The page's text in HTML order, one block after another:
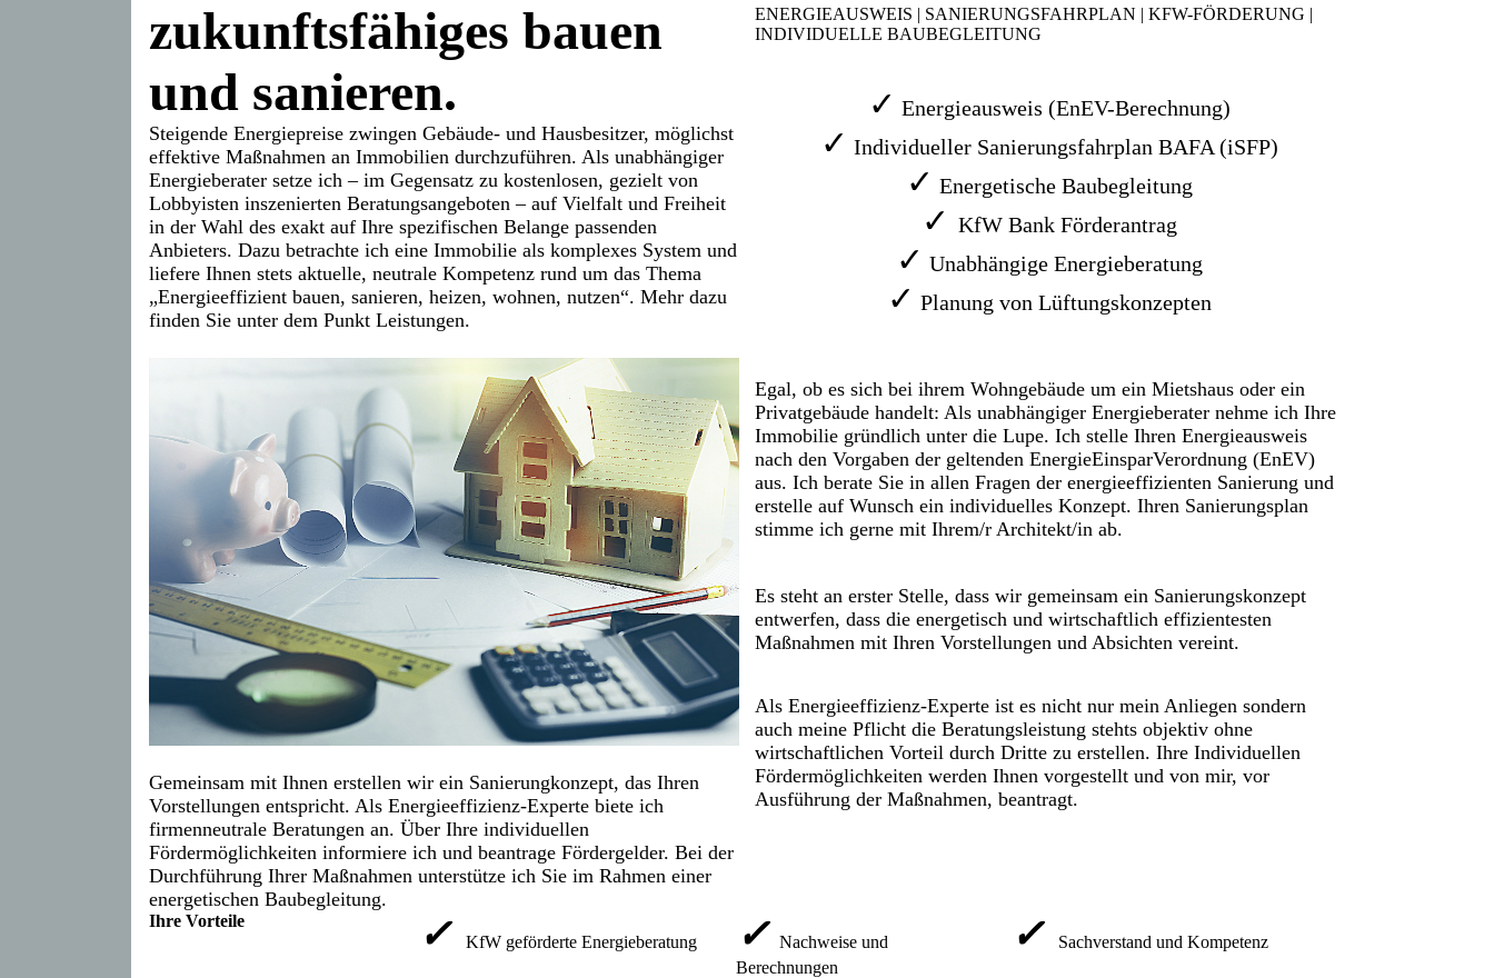
zukunfts­fähiges bauen
und sanieren.
Steigende Energiepreise zwingen Gebäude- und Hausbesitzer, möglichst
effektive Maßnahmen an Immobilien durchzuführen. Als unabhängiger
Energieberater setze ich – im Gegensatz zu kostenlosen, gezielt von
Lobbyisten inszenierten Beratungsangeboten – auf Vielfalt und Freiheit
in der Wahl des exakt auf Ihre spezifischen Belange passenden
Anbieters. Dazu betrachte ich eine Immobilie als komplexes System und
liefere Ihnen stets aktuelle, neutrale Kompetenz rund um das Thema
„Energieeffizient bauen, sanieren, heizen, wohnen, nutzen“. Mehr dazu
finden Sie unter dem Punkt Leistungen.
Gemeinsam mit Ihnen erstellen wir ein Sanierungkonzept, das Ihren
Vorstellungen entspricht. Als Energieeffizienz-Experte biete ich
firmenneutrale Beratungen an. Über Ihre individuellen
Fördermöglichkeiten informiere ich und beantrage Fördergelder. Bei der
Durchführung Ihrer Maßnahmen unterstütze ich Sie im Rahmen einer
energetischen Baubegleitung.
ENERGIEAUSWEIS | SANIERUNGSFAHRPLAN | KFW-FÖRDERUNG |
INDIVIDUELLE BAUBEGLEITUNG
✓ Energieausweis (EnEV-Berechnung)
✓ Individueller Sanierungsfahrplan BAFA (iSFP)
✓ Energetische Baubegleitung
✓KfW Bank Förderantrag
✓ Unabhängige Energieberatung
✓ Planung von Lüftungskonzepten
Egal, ob es sich bei ihrem Wohngebäude um ein Mietshaus oder ein
Privatgebäude handelt: Als unabhängiger Energieberater nehme ich Ihre
Immobilie gründlich unter die Lupe. Ich stelle Ihren Energieausweis
nach den Vorgaben der geltenden EnergieEinsparVerordnung (EnEV)
aus. Ich berate Sie in allen Fragen der energieeffizienten Sanierung und
erstelle auf Wunsch ein individuelles Konzept. Ihren Sanierungsplan
stimme ich gerne mit Ihrem/r Architekt/in ab.
Es steht an erster Stelle, dass wir gemeinsam ein Sanierungskonzept
entwerfen, dass die energetisch und wirtschaftlich effizientesten
Maßnahmen mit Ihren Vorstellungen und Absichten vereint.
Als Energieeffizienz-Experte ist es nicht nur mein Anliegen sondern
auch meine Pflicht die Beratungsleistung stehts objektiv ohne
wirtschaftlichen Vorteil durch Dritte zu erstellen. Ihre Individuellen
Fördermöglichkeiten werden Ihnen vorgestellt und von mir, vor
Ausführung der Maßnahmen, beantragt.
Ihre Vorteile ✓ KfW geförderte Energieberatung ✓ Nachweise und
Berechnungen
✓ Sachverstand und Kompetenz